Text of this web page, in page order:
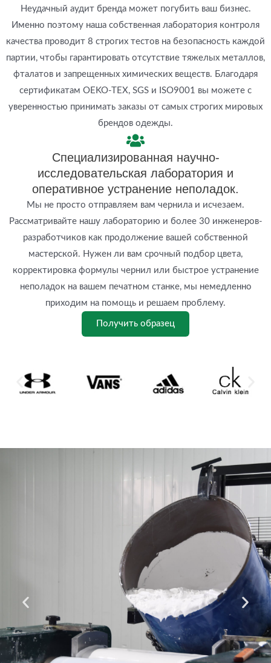
Неудачный аудит бренда может погубить ваш бизнес.
Именно поэтому наша собственная лаборатория контроля
качества проводит 8 строгих тестов на безопасность каждой
партии, чтобы гарантировать отсутствие тяжелых металлов,
фталатов и запрещенных химических веществ. Благодаря
сертификатам OEKO-TEX, SGS и ISO9001 вы можете с
уверенностью принимать заказы от самых строгих мировых
брендов одежды.
Специализированная научно-
исследовательская лаборатория и
оперативное устранение неполадок.
Мы не просто отправляем вам чернила и исчезаем.
Рассматривайте нашу лабораторию и более 30 инженеров-
разработчиков как продолжение вашей собственной
мастерской. Нужен ли вам срочный подбор цвета,
корректировка формулы чернил или быстрое устранение
неполадок на вашем печатном станке, мы немедленно
приходим на помощь и решаем проблему.
Получить образец